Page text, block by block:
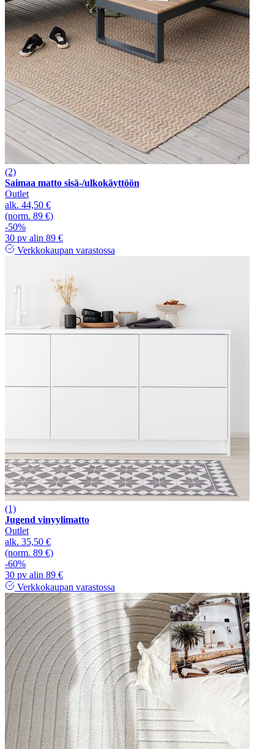
(2)
Saimaa matto sisä-/ulkokäyttöön
Outlet
alk. 44,50 €
(norm. 89 €)
-50%
30 pv alin 89 €
Verkkokaupan varastossa
(1)
Jugend vinyylimatto
Outlet
alk. 35,50 €
(norm. 89 €)
-60%
30 pv alin 89 €
Verkkokaupan varastossa